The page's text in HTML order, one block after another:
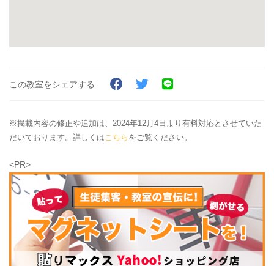
この教室をシェアする
※掲載内容の修正や追加は、2024年12月4日より有料対応とさせていた
だいております。詳しくはこちら をご覧ください。
<PR>